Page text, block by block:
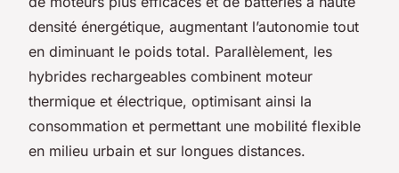
densité énergétique, augmentant l’autonomie tout
en diminuant le poids total. Parallèlement, les
hybrides rechargeables combinent moteur
thermique et électrique, optimisant ainsi la
consommation et permettant une mobilité flexible
en milieu urbain et sur longues distances.